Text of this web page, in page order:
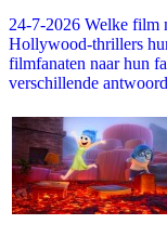
24-7-2026 Welke film
Hollywood-thrillers
filmfanaten naar hun
verschillende